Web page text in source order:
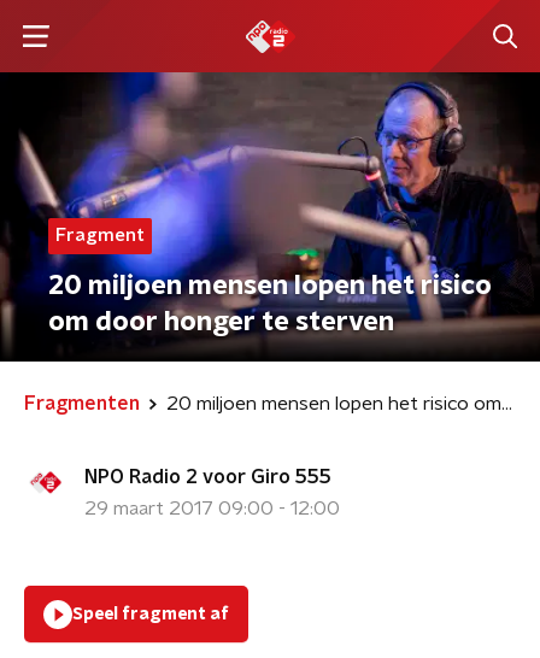
Fragment
20 miljoen mensen lopen het risico
om door honger te sterven
Fragmenten 20 miljoen mensen lopen het risico om door honger te sterven
NPO Radio 2 voor Giro 555
29 maart 2017 09:00 - 12:00
Speel fragment af